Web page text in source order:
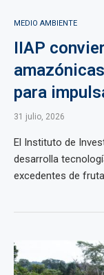
MEDIO AMBIENTE
IIAP
para
31 julio, 2026
El Instituto de
desarrolla
excedentes de